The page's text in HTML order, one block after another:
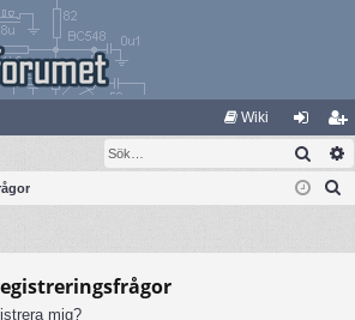
Wiki
og
ga
li
m
Sök
mig?